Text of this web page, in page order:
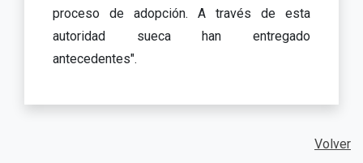
proceso de adopción. A través de esta
autoridad sueca han entregado
antecedentes".
Volver